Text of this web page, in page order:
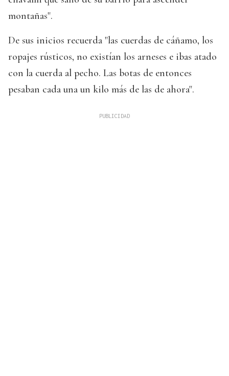
montañas".
De sus inicios recuerda "las cuerdas de cáñamo, los
ropajes rústicos, no existían los arneses e ibas atado
con la cuerda al pecho. Las botas de entonces
pesaban cada una un kilo más de las de ahora".